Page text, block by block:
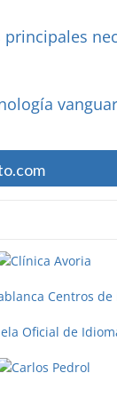
principales